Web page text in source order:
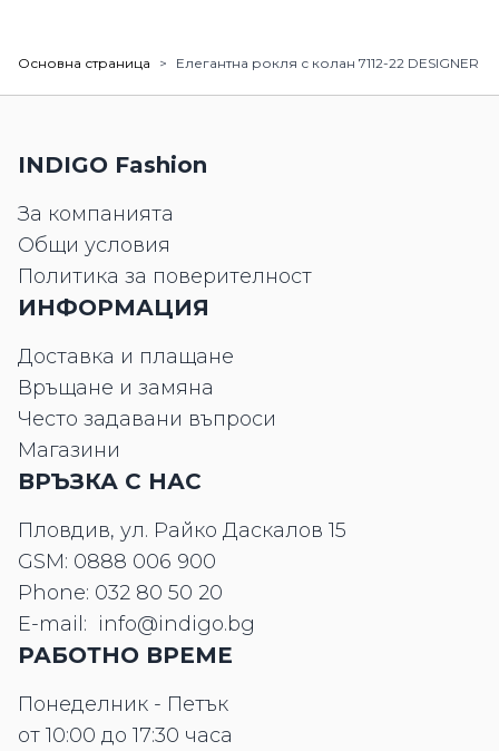
Основна страница > Елегантна рокля с колан 7112-22 DESIGNER
INDIGO Fashion
За компанията
Общи условия
Политика за поверителност
ИНФОРМАЦИЯ
Доставка и плащане
Връщане и замяна
Често задавани въпроси
Магазини
ВРЪЗКА С НАС
Пловдив, ул. Райко Даскалов 15
GSM: 0888 006 900
Phone: 032 80 50 20
E-mail: info@indigo.bg
РАБОТНО ВРЕМЕ
Понеделник - Петък
от 10:00 до 17:30 часа